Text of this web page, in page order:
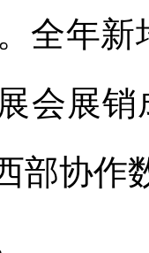
全年新
会展
部协作